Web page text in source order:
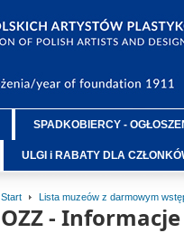
SPADKOBIERCY -
ULGI i RABATY DLA
Start Lista muzeów z darmowym
OZZ -